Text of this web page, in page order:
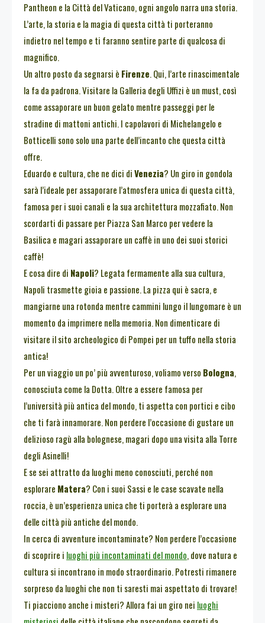
Pantheon e la Città del Vaticano, ogni angolo narra una storia.
L’arte, la storia e la magia di questa città ti porteranno
indietro nel tempo e ti faranno sentire parte di qualcosa di
magnifico.
Un altro posto da segnarsi è Firenze. Qui, l’arte rinascimentale
la fa da padrona. Visitare la Galleria degli Uffizi è un must, così
come assaporare un buon gelato mentre passeggi per le
stradine di mattoni antichi. I capolavori di Michelangelo e
Botticelli sono solo una parte dell’incanto che questa città
offre.
Eduardo e cultura, che ne dici diVenezia? Un giro in gondola
sarà l’ideale per assaporare l’atmosfera unica di questa città,
famosa per i suoi canali e la sua architettura mozzafiato. Non
scordarti di passare per Piazza San Marco per vedere la
Basilica e magari assaporare un caffè in uno dei suoi storici
caffè!
E cosa dire di Napoli? Legata fermamente alla sua cultura,
Napoli trasmette gioia e passione. La pizza qui è sacra, e
mangiarne una rotonda mentre cammini lungo il lungomare è un
momento da imprimere nella memoria. Non dimenticare di
visitare il sito archeologico di Pompei per un tuffo nella storia
antica!
Per un viaggio un po’ più avventuroso, voliamo verso Bologna,
conosciuta come la Dotta. Oltre a essere famosa per
l’università più antica del mondo, ti aspetta con portici e cibo
che ti farà innamorare. Non perdere l’occasione di gustare un
delizioso ragù alla bolognese, magari dopo una visita alla Torre
degli Asinelli!
E se sei attratto da luoghi meno conosciuti, perché non
esplorare Matera? Con i suoi Sassi e le case scavate nella
roccia, è un’esperienza unica che ti porterà a esplorare una
delle città più antiche del mondo.
In cerca di avventure incontaminate? Non perdere l’occasione
di scoprire i luoghi più incontaminati del mondo, dove natura e
cultura si incontrano in modo straordinario. Potresti rimanere
sorpreso da luoghi che non ti saresti mai aspettato di trovare!
Ti piacciono anche i misteri? Allora fai un giro nei luoghi